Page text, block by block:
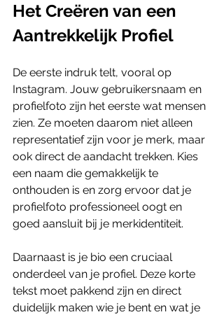
Het Creëren van een
Aantrekkelijk Profiel
De eerste indruk telt, vooral op
Instagram. Jouw gebruikersnaam en
profielfoto zijn het eerste wat mensen
zien. Ze moeten daarom niet alleen
representatief zijn voor je merk, maar
ook direct de aandacht trekken. Kies
een naam die gemakkelijk te
onthouden is en zorg ervoor dat je
profielfoto professioneel oogt en
goed aansluit bij je merkidentiteit.
Daarnaast is je bio een cruciaal
onderdeel van je profiel. Deze korte
tekst moet pakkend zijn en direct
duidelijk maken wie je bent en wat je